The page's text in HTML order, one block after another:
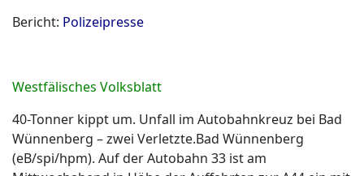
Bericht: Polizeipresse
Westfälisches Volksblatt
40-Tonner kippt um. Unfall im Autobahnkreuz bei Bad
Wünnenberg – zwei Verletzte.Bad Wünnenberg
(eB/spi/hpm). Auf der Autobahn 33 ist am